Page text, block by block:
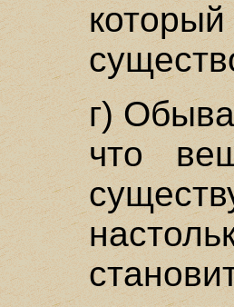
г)
что